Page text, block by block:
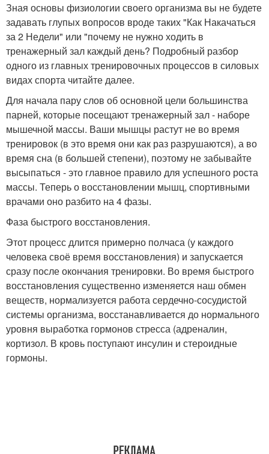
Зная основы физиологии своего организма вы не будете
задавать глупых вопросов вроде таких "Как Накачаться
за 2 Недели" или "почему не нужно ходить в
тренажерный зал каждый день? Подробный разбор
одного из главных тренировочных процессов в силовых
видах спорта читайте далее.
Для начала пару слов об основной цели большинства
парней, которые посещают тренажерный зал - наборе
мышечной массы. Ваши мышцы растут не во время
тренировок (в это время они как раз разрушаются), а во
время сна (в большей степени), поэтому не забывайте
высыпаться - это главное правило для успешного роста
массы. Теперь о восстановлении мышц, спортивными
врачами оно разбито на 4 фазы.
Фаза быстрого восстановления.
Этот процесс длится примерно полчаса (у каждого
человека своё время восстановления) и запускается
сразу после окончания тренировки. Во время быстрого
восстановления существенно изменяется наш обмен
веществ, нормализуется работа сердечно-сосудистой
системы организма, восстанавливается до нормального
уровня выработка гормонов стресса (адреналин,
кортизол. В кровь поступают инсулин и стероидные
гормоны.